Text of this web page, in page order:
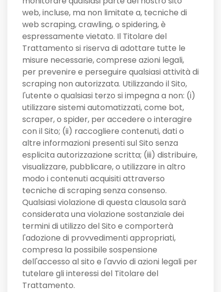
web, incluse, ma non limitate a, tecniche di
web scraping, crawling, o spidering, è
espressamente vietato. Il Titolare del
Trattamento si riserva di adottare tutte le
misure necessarie, comprese azioni legali,
per prevenire e perseguire qualsiasi attività di
scraping non autorizzata. Utilizzando il Sito,
l'utente o qualsiasi terzo si impegna a non: (i)
utilizzare sistemi automatizzati, come bot,
scraper, o spider, per accedere o interagire
con il Sito; (ii) raccogliere contenuti, dati o
altre informazioni presenti sul Sito senza
esplicita autorizzazione scritta; (iii) distribuire,
visualizzare, pubblicare, o utilizzare in altro
modo i contenuti acquisiti attraverso
tecniche di scraping senza consenso.
Qualsiasi violazione di questa clausola sarà
considerata una violazione sostanziale dei
termini di utilizzo del Sito e comporterà
l'adozione di provvedimenti appropriati,
compresa la possibile sospensione
dell'accesso al sito e l'avvio di azioni legali per
tutelare gli interessi del Titolare del
Trattamento.